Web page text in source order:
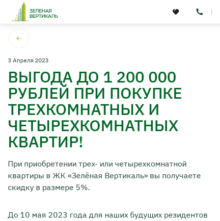
Концепция
Расположение
3 Апреля 2023
ВЫГОДА ДО 1 200 000
РУБЛЕЙ ПРИ ПОКУПКЕ
ТРЕХКОМНАТНЫХ И
ЧЕТЫРЕХКОМНАТНЫХ
КВАРТИР!
При приобретении трех- или четырехкомнатной
квартиры в ЖК «Зелёная Вертикаль» вы получаете
скидку в размере 5%.
До 10 мая 2023 года для наших будущих резидентов